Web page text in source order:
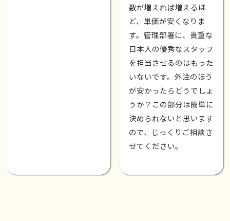
数が増えれば増えるほ
ど、単価が安くなりま
す。管理部署に、貴重な
日本人の優秀なスタッフ
を担当させるのはもった
いないです。外注のほう
が安かったらどうでしょ
うか？この部分は簡単に
決められないと思います
ので、じっくりご相談さ
せてください。